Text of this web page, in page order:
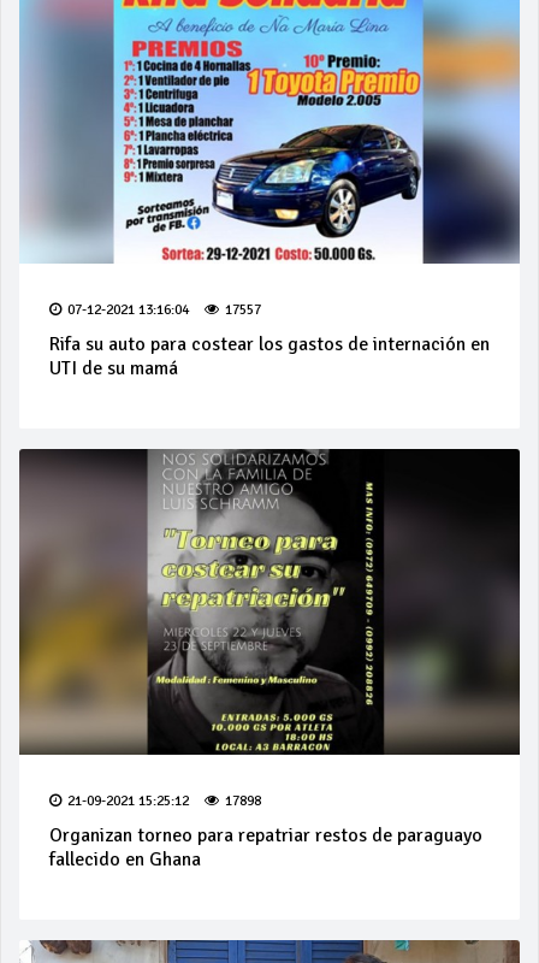
07-12-2021 13:16:04 17557
Rifa su auto para costear los gastos de internación en
UTI de su mamá
21-09-2021 15:25:12 17898
Organizan torneo para repatriar restos de paraguayo
fallecido en Ghana